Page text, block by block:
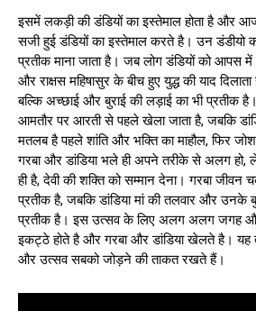
इसमें लकड़ी की डंडियों का इस्तेमाल होता है और
सजी हुई डंडियों का इस्तेमाल करते है। उन डंडीयो
प्रतीक माना जाता है। जब लोग डंडियों को आपस में
और राक्षस महिषासुर के बीच हुए युद्ध की याद
बल्कि अच्छाई और बुराई की लड़ाई का भी प्रतीक
आमतौर पर आरती से पहले खेला जाता है, जबकि
मतलब है पहले शांति और भक्ति का माहौल, फिर
गरबा और डांडिया भले ही अपने तरीके से अलग हो,
ही है, देवी की शक्ति को सम्मान देना। गरबा जीवन
प्रतीक है, जबकि डांडिया मां की तलवार और उनके
प्रतीक है। इस उत्सव के लिए अलग अलग जगह
इकट्ठे होते है और गरबा और डांडिया खेलते है। यह
और उत्सव सबको जोड़ने की ताकत रखते हैं।